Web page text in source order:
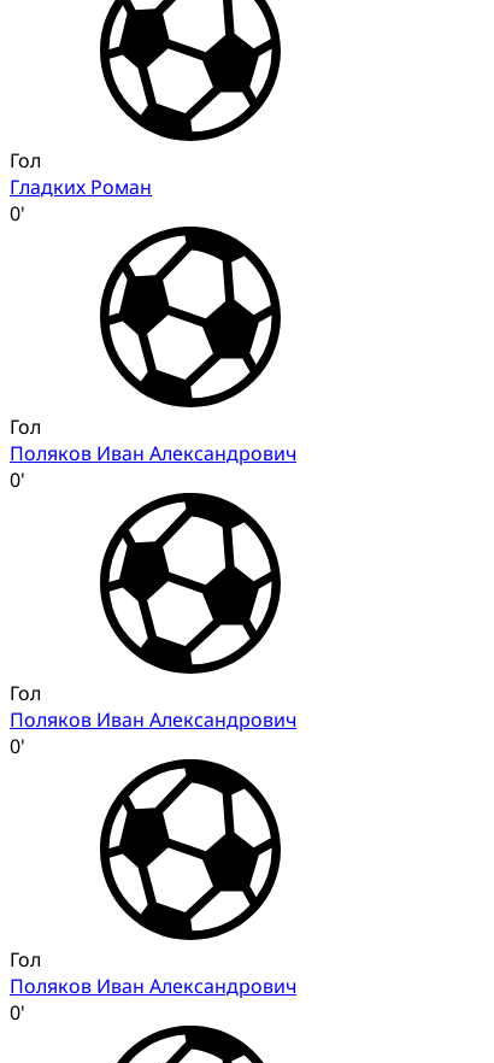
Гол
Гладких Роман
0'
Гол
Поляков Иван Александрович
0'
Гол
Поляков Иван Александрович
0'
Гол
Поляков Иван Александрович
0'